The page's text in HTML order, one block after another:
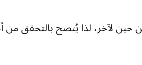
حين لآخر، لذا يُنصح بالتحقق